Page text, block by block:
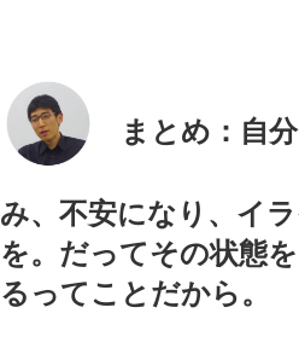
まとめ：自
み、不安になり、イ
を。だってその状態
るってことだから。